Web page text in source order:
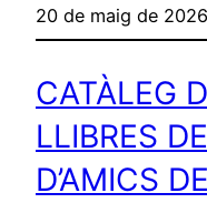
20 de maig de 2026
CATÀLEG
LLIBRES
D’AMICS